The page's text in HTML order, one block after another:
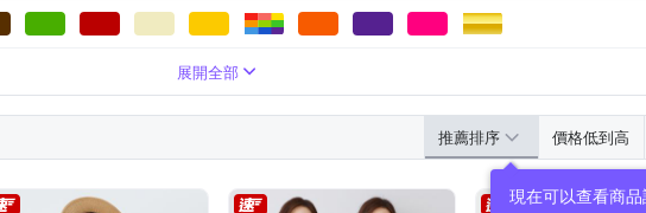
MEDUSA 曼度莎 MYSHEROS 蜜雪兒 PORTER INTERNATIONAL
圖騰/塗鴉
Free F
襯衫
合身窄版 前短後長
展開全部
推薦排序 價格低到高